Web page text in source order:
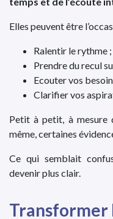
Elles peuvent être
Ralentir le rythme ;
Prendre du recul
Ecouter vos
Clarifier vos
Petit à petit, à mesure
même, certaines
Ce qui semblait
devenir plus clair.
Transformer